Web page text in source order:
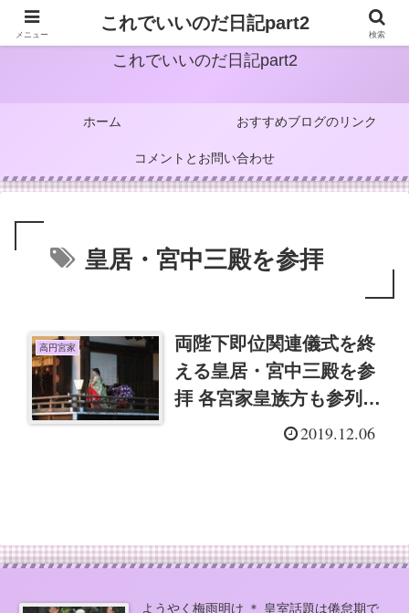
これでいいのだ日記part2
ホーム おすすめブログのリンク
コメントとお問い合わせ
皇居・宮中三殿を参拝
高円宮家
両陛下即位関連儀式を終
える皇居・宮中三殿を参
拝 各宮家皇族方も参列
久子さまケープ付きコー
2019.12.06
ようやく梅雨明け ＊ 皇室話題は倦怠期で
メニュー
これでいいのだ日記part2
検索